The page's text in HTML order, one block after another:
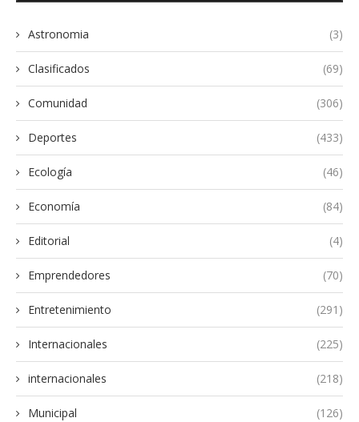
Astronomia (3)
Clasificados (69)
Comunidad (306)
Deportes (433)
Ecología (46)
Economía (84)
Editorial (4)
Emprendedores (70)
Entretenimiento (291)
Internacionales (225)
internacionales (218)
Municipal (126)